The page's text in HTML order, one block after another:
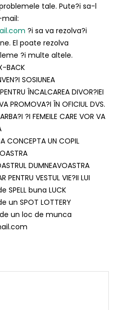
tale. Pute?i sa-l
?i sa va rezolva?i
El poate rezolva
?i multe altele.
BACK
SOSIUNEA
ÎNCALCAREA DIVOR?IEI
PROMOVA?I ÎN OFICIUL DVS.
?I FEMEILE CARE VOR VA
CONCEPTA UN COPIL
DUMNEAVOASTRA
PENTRU VESTUL VIE?II LUI
buna LUCK
un SPOT LOTTERY
un loc de munca